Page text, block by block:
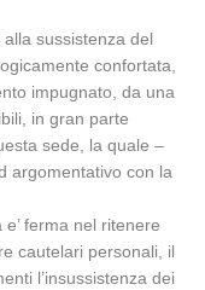
sussistenza del
confortata,
impugnato, da una
in gran parte
sede, la quale –
argomentativo con la
ferma nel ritenere
cautelari personali, il
l’insussistenza dei